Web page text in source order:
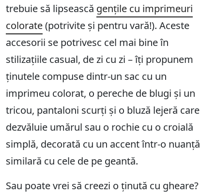
trebuie să lipsească gențile cu imprimeuri
colorate(potrivite și pentru vară!). Aceste
accesorii se potrivesc cel mai bine în
stilizațiile casual, de zi cu zi – îți propunem
ținutele compuse dintr-un sac cu un
imprimeu colorat, o pereche de blugi și un
tricou, pantaloni scurți și o bluză lejeră care
dezvăluie umărul sau o rochie cu o croială
simplă, decorată cu un accent într-o nuanță
similară cu cele de pe geantă.
Sau poate vrei să creezi o ținută cu gheare?